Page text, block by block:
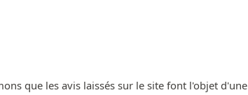
que les avis laissés sur le site font l'objet d'une